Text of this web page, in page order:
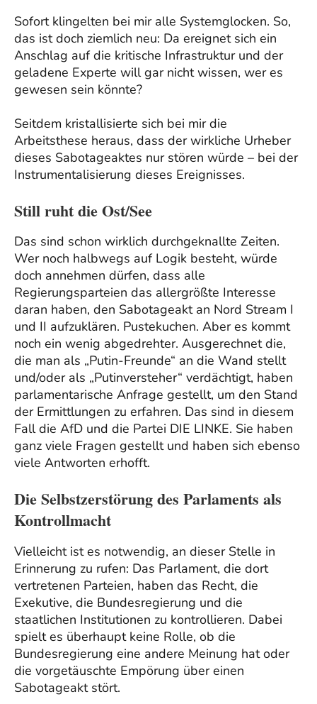
Sofort klingelten bei mir alle Systemglocken. So,
das ist doch ziemlich neu: Da ereignet sich ein
Anschlag auf die kritische Infrastruktur und der
geladene Experte will gar nicht wissen, wer es
gewesen sein könnte?
Seitdem kristallisierte sich bei mir die
Arbeitsthese heraus, dass der wirkliche Urheber
dieses Sabotageaktes nur stören würde – bei der
Instrumentalisierung dieses Ereignisses.
Still ruht die Ost/See
Das sind schon wirklich durchgeknallte Zeiten.
Wer noch halbwegs auf Logik besteht, würde
doch annehmen dürfen, dass alle
Regierungsparteien das allergrößte Interesse
daran haben, den Sabotageakt an Nord Stream I
und II aufzuklären. Pustekuchen. Aber es kommt
noch ein wenig abgedrehter. Ausgerechnet die,
die man als „Putin-Freunde“ an die Wand stellt
und/oder als „Putinversteher“ verdächtigt, haben
parlamentarische Anfrage gestellt, um den Stand
der Ermittlungen zu erfahren. Das sind in diesem
Fall die AfD und die Partei DIE LINKE. Sie haben
ganz viele Fragen gestellt und haben sich ebenso
viele Antworten erhofft.
Die Selbstzerstörung des Parlaments als
Kontrollmacht
Vielleicht ist es notwendig, an dieser Stelle in
Erinnerung zu rufen: Das Parlament, die dort
vertretenen Parteien, haben das Recht, die
Exekutive, die Bundesregierung und die
staatlichen Institutionen zu kontrollieren. Dabei
spielt es überhaupt keine Rolle, ob die
Bundesregierung eine andere Meinung hat oder
die vorgetäuschte Empörung über einen
Sabotageakt stört.